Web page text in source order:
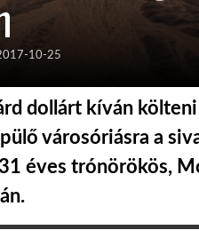
10-25
dollárt kíván
városóriásra a
éves trónörökös,